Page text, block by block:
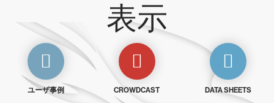
表示
ユーザ事例 CROWDCAST DATA SHEETS